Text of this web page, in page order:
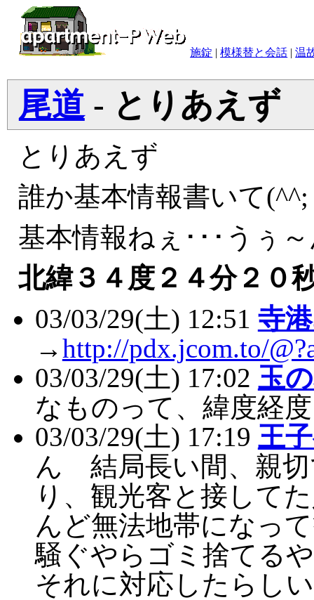
施錠 |模様替と会話 |温
尾道 - とりあえず
とりあえず
誰か基本情報書いて(^^;
基本情報ねぇ･･･うぅ
北緯３４度２４分２０
03/03/29(土) 12:51 寺
→http://pdx.jcom.to/
03/03/29(土) 17:02 玉
なものって、緯度経
03/03/29(土) 17:19 王
ん 結局長い間、親
り、観光客と接して
んど無法地帯になっ
騒ぐやらゴミ捨てる
それに対応したらし